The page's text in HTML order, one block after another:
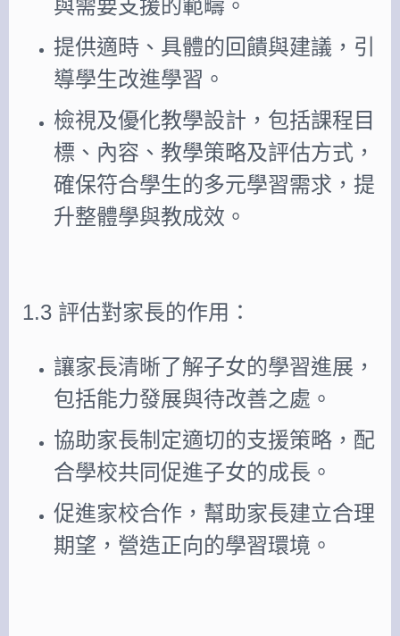
與需要支援的範疇。
提供適時、具體的回饋與建議，引
導學生改進學習。
檢視及優化教學設計，包括課程目
標、內容、教學策略及評估方式，
確保符合學生的多元學習需求，提
升整體學與教成效。
1.3 評估對家長的作用：
讓家長清晰了解子女的學習進展，
包括能力發展與待改善之處。
協助家長制定適切的支援策略，配
合學校共同促進子女的成長。
促進家校合作，幫助家長建立合理
期望，營造正向的學習環境。